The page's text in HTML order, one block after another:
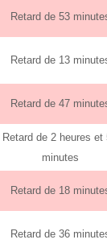
Retard de 53
Retard de 13
Retard de 47
Retard de 2 heures et
minutes
Retard de 18
Retard de 36